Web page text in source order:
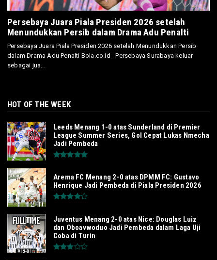
Persebaya Juara Piala Presiden 2026 setelah
Menundukkan Persib dalam Drama Adu Penalti
Persebaya Juara Piala Presiden 2026 setelah Menundukkan Persib
dalam Drama Adu Penalti Bola.co.id - Persebaya Surabaya keluar
sebagai jua...
HOT OF THE WEEK
Leeds Menang 1-0 atas Sunderland di Premier
League Summer Series, Gol Cepat Lukas Nmecha
Jadi Pembeda
Arema FC Menang 2-0 atas DPMM FC: Gustavo
Henrique Jadi Pembeda di Piala Presiden 2026
Juventus Menang 2-0 atas Nice: Douglas Luiz
dan Oboavwoduo Jadi Pembeda dalam Laga Uji
Coba di Turin